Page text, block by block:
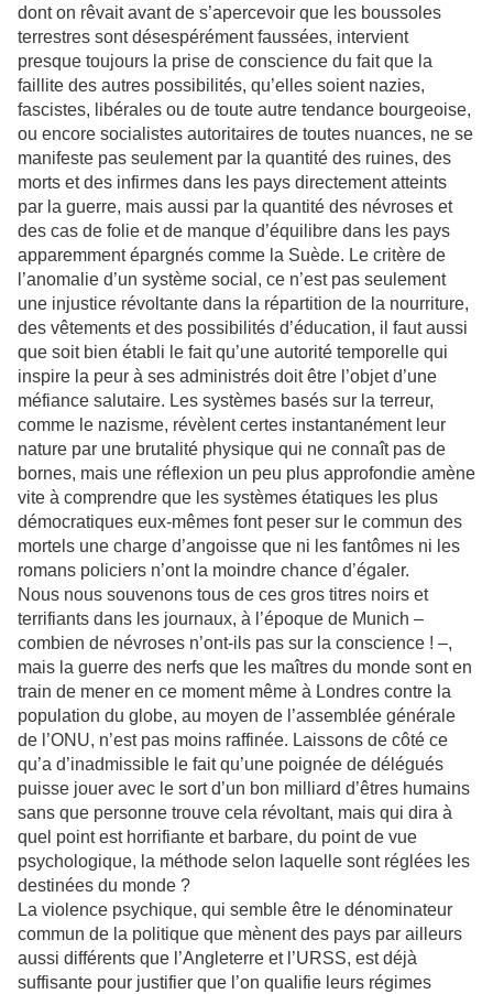
dont on rêvait avant de s’apercevoir que les boussoles
terrestres sont désespérément faussées, intervient
presque toujours la prise de conscience du fait que la
faillite des autres possibilités, qu’elles soient nazies,
fascistes, libérales ou de toute autre tendance bourgeoise,
ou encore socialistes autoritaires de toutes nuances, ne se
manifeste pas seulement par la quantité des ruines, des
morts et des infirmes dans les pays directement atteints
par la guerre, mais aussi par la quantité des névroses et
des cas de folie et de manque d’équilibre dans les pays
apparemment épargnés comme la Suède. Le critère de
l’anomalie d’un système social, ce n’est pas seulement
une injustice révoltante dans la répartition de la nourriture,
des vêtements et des possibilités d’éducation, il faut aussi
que soit bien établi le fait qu’une autorité temporelle qui
inspire la peur à ses administrés doit être l’objet d’une
méfiance salutaire. Les systèmes basés sur la terreur,
comme le nazisme, révèlent certes instantanément leur
nature par une brutalité physique qui ne connaît pas de
bornes, mais une réflexion un peu plus approfondie amène
vite à comprendre que les systèmes étatiques les plus
démocratiques eux-mêmes font peser sur le commun des
mortels une charge d’angoisse que ni les fantômes ni les
romans policiers n’ont la moindre chance d’égaler.
Nous nous souvenons tous de ces gros titres noirs et
terrifiants dans les journaux, à l’époque de Munich –
combien de névroses n’ont-ils pas sur la conscience ! –,
mais la guerre des nerfs que les maîtres du monde sont en
train de mener en ce moment même à Londres contre la
population du globe, au moyen de l’assemblée générale
de l’ONU, n’est pas moins raffinée. Laissons de côté ce
qu’a d’inadmissible le fait qu’une poignée de délégués
puisse jouer avec le sort d’un bon milliard d’êtres humains
sans que personne trouve cela révoltant, mais qui dira à
quel point est horrifiante et barbare, du point de vue
psychologique, la méthode selon laquelle sont réglées les
destinées du monde ?
La violence psychique, qui semble être le dénominateur
commun de la politique que mènent des pays par ailleurs
aussi différents que l’Angleterre et l’URSS, est déjà
suffisante pour justifier que l’on qualifie leurs régimes